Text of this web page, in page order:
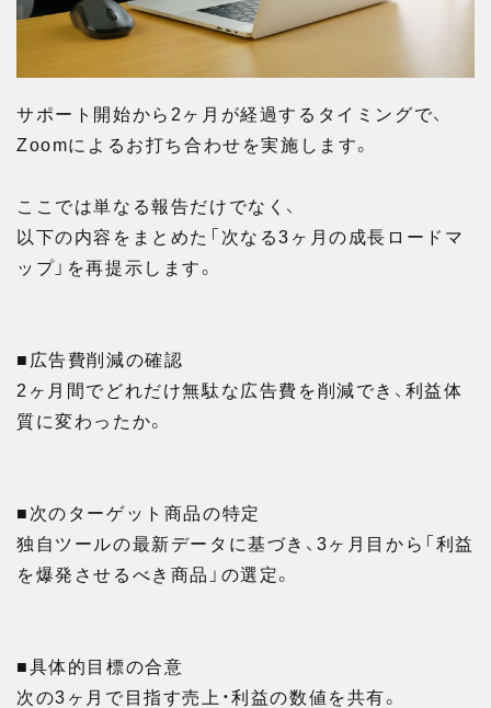
サポート開始から2ヶ月が経過するタイミングで、
Zoomによるお打ち合わせを実施します。
ここでは単なる報告だけでなく、
以下の内容をまとめた「次なる3ヶ月の成長ロードマ
ップ」を再提示します。
■広告費削減の確認
2ヶ月間でどれだけ無駄な広告費を削減でき、利益体
質に変わったか。
■次のターゲット商品の特定
独自ツールの最新データに基づき、3ヶ月目から「利益
を爆発させるべき商品」の選定。
■具体的目標の合意
次の3ヶ月で目指す売上・利益の数値を共有。